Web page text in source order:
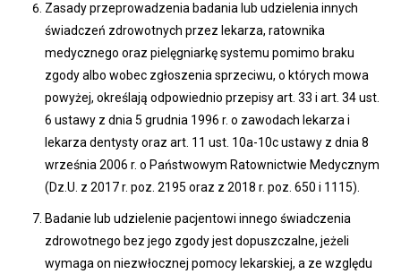
Zasady przeprowadzenia badania lub udzielenia innych
świadczeń zdrowotnych przez lekarza, ratownika
medycznego oraz pielęgniarkę systemu pomimo braku
zgody albo wobec zgłoszenia sprzeciwu, o których mowa
powyżej, określają odpowiednio przepisy art. 33 i art. 34 ust.
6 ustawy z dnia 5 grudnia 1996 r. o zawodach lekarza i
lekarza dentysty oraz art. 11 ust. 10a-10c ustawy z dnia 8
września 2006 r. o Państwowym Ratownictwie Medycznym
(Dz.U. z 2017 r. poz. 2195 oraz z 2018 r. poz. 650 i 1115).
Badanie lub udzielenie pacjentowi innego świadczenia
zdrowotnego bez jego zgody jest dopuszczalne, jeżeli
wymaga on niezwłocznej pomocy lekarskiej, a ze względu